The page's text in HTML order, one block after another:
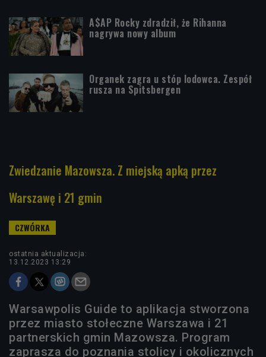
A$AP Rocky zdradził, że Rihanna
nagrywa nowy album
Organek zagra u stóp lodowca. Zespół
rusza na Spitsbergen
Zwiedzanie Mazowsza. Z miejską apką przez
Warszawę i 21 gmin
ostatnia aktualizacja:
13.12.2023 13:29
Warsawpolis Guide to aplikacja stworzona
przez miasto stołeczne Warszawa i 21
partnerskich gmin Mazowsza. Program
zaprasza do poznania stolicy i okolicznych